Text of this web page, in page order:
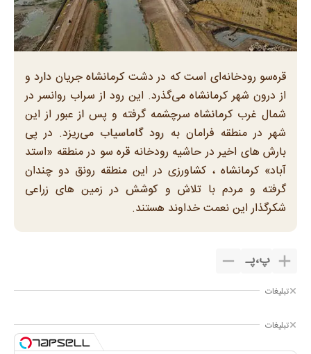
قره‌سو رودخانه‌ای است که در دشت کرمانشاه جریان دارد و
از درون شهر کرمانشاه می‌گذرد. این رود از سراب روانسر در
شمال غرب کرمانشاه سرچشمه گرفته و پس از عبور از این
شهر در منطقه فرامان به رود گاماسیاب می‌ریزد. در پی
بارش های اخیر در حاشیه رودخانه قره سو در منطقه «استد
آباد» کرمانشاه ، کشاورزی در این منطقه رونق دو چندان
گرفته و مردم با تلاش و کوشش در زمین های زراعی
شکرگذار این نعمت خداوند هستند.
پ،پـ
تبلیغات
تبلیغات